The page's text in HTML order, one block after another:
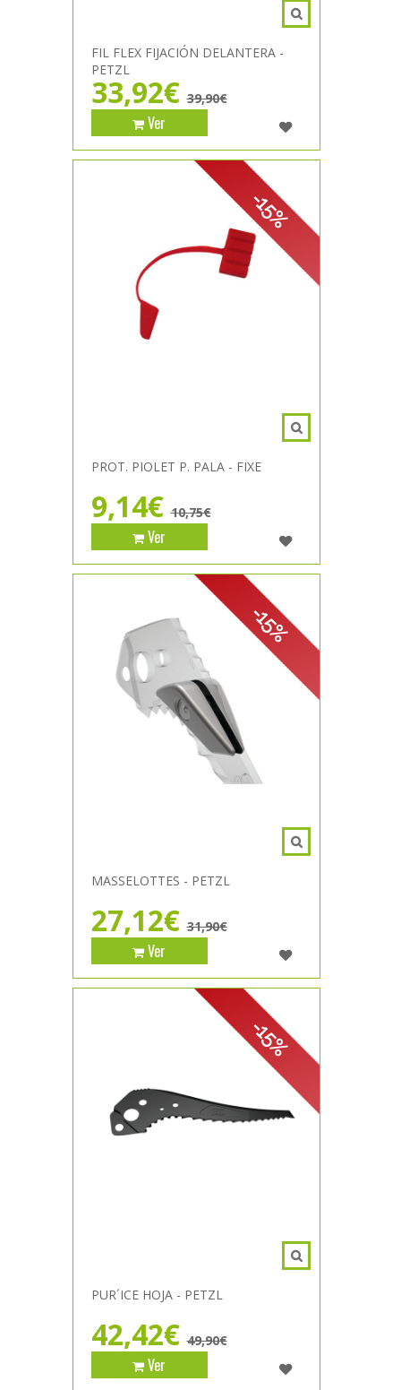
FIL FLEX FIJACIÓN DELANTERA -
PETZL
33,92€ 39,90€
Ver
-15%
PROT. PIOLET P. PALA - FIXE
9,14€ 10,75€
Ver
-15%
MASSELOTTES - PETZL
27,12€ 31,90€
Ver
-15%
PUR´ICE HOJA - PETZL
42,42€ 49,90€
Ver